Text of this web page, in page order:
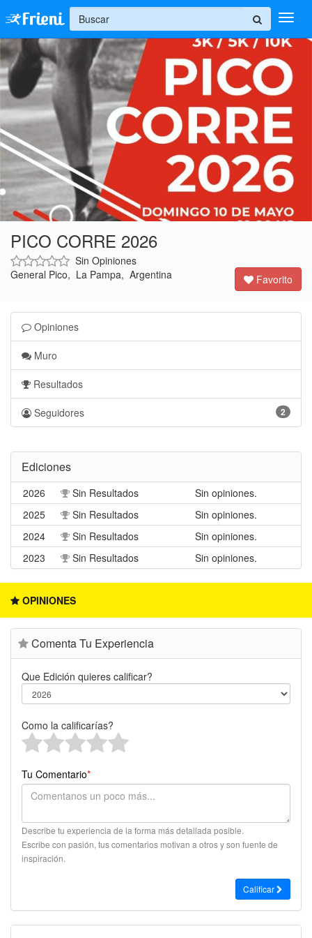
Ingresar
Inicio
Ayuda
+
PICO CORRE 2026
Sin Opiniones
General Pico, La Pampa, Argentina
Favorito
Opiniones
Muro
Resultados
2
Seguidores
Ediciones
2026 Sin Resultados
Sin opiniones.
2025
Sin Resultados
Sin opiniones.
2024
Sin Resultados
Sin opiniones.
2023
Sin Resultados Sin opiniones.
OPINIONES
Comenta Tu Experiencia
Que Edición quieres calificar?
Como la calificarías?
Tu Comentario*
Describe tu experiencia de la forma más detallada posible.
Escribe con pasión, tus comentarios motivan a otros y son fuente de
inspiración.
Calificar